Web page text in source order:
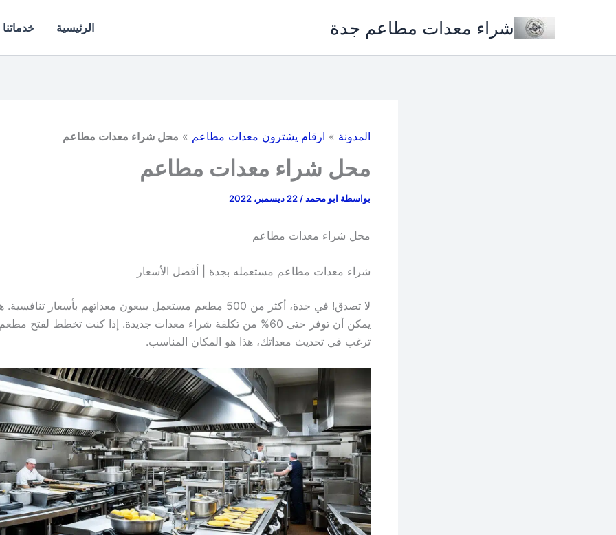
شراء معدات مطاعم جدة الرئيسية خدماتنا
المدونة » ارقام يشترون معدات مطاعم » محل شراء معدات مطاعم
محل شراء معدات مطاعم
بواسطة ابو محمد/ 22 ديسمبر، 2022
محل شراء معدات مطاعم
شراء معدات مطاعم مستعمله بجدة | أفضل الأسعار
لا تصدق! في جدة، أكثر من 500 مطعم مستعمل يبيعون معداتهم بأسعار
يمكن أن توفر حتى 60% من تكلفة شراء معدات جديدة. إذا كنت تخطط لفتح
ترغب في تحديث معداتك، هذا هو المكان المناسب.